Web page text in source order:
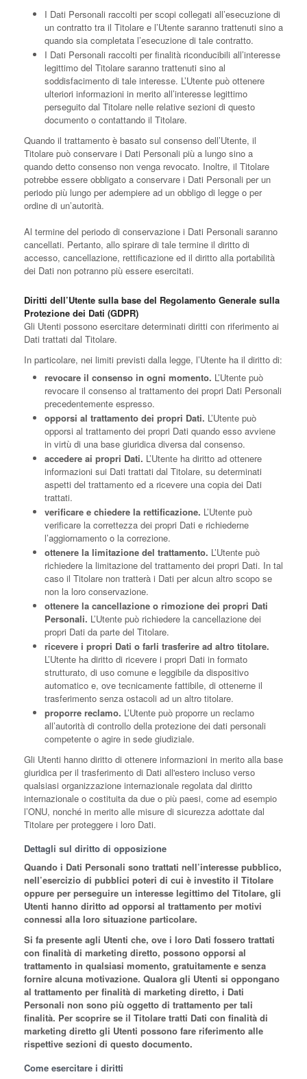
I Dati Personali raccolti per scopi collegati all’esecuzione di
un contratto tra il Titolare e l’Utente saranno trattenuti sino a
quando sia completata l’esecuzione di tale contratto.
I Dati Personali raccolti per finalità riconducibili all’interesse
legittimo del Titolare saranno trattenuti sino al
soddisfacimento di tale interesse. L’Utente può ottenere
ulteriori informazioni in merito all’interesse legittimo
perseguito dal Titolare nelle relative sezioni di questo
documento o contattando il Titolare.
Quando il trattamento è basato sul consenso dell’Utente, il
Titolare può conservare i Dati Personali più a lungo sino a
quando detto consenso non venga revocato. Inoltre, il Titolare
potrebbe essere obbligato a conservare i Dati Personali per un
periodo più lungo per adempiere ad un obbligo di legge o per
ordine di un’autorità.
Al termine del periodo di conservazione i Dati Personali saranno
cancellati. Pertanto, allo spirare di tale termine il diritto di
accesso, cancellazione, rettificazione ed il diritto alla portabilità
dei Dati non potranno più essere esercitati.
Diritti dell’Utente sulla base del Regolamento Generale sulla
Protezione dei Dati (GDPR)
Gli Utenti possono esercitare determinati diritti con riferimento ai
Dati trattati dal Titolare.
In particolare, nei limiti previsti dalla legge, l’Utente ha il diritto di:
revocare il consenso in ogni momento. L’Utente può
revocare il consenso al trattamento dei propri Dati Personali
precedentemente espresso.
opporsi al trattamento dei propri Dati. L’Utente può
opporsi al trattamento dei propri Dati quando esso avviene
in virtù di una base giuridica diversa dal consenso.
accedere ai propri Dati. L’Utente ha diritto ad ottenere
informazioni sui Dati trattati dal Titolare, su determinati
aspetti del trattamento ed a ricevere una copia dei Dati
trattati.
verificare e chiedere la rettificazione. L’Utente può
verificare la correttezza dei propri Dati e richiederne
l’aggiornamento o la correzione.
ottenere la limitazione del trattamento. L’Utente può
richiedere la limitazione del trattamento dei propri Dati. In tal
caso il Titolare non tratterà i Dati per alcun altro scopo se
non la loro conservazione.
ottenere la cancellazione o rimozione dei propri Dati
Personali. L’Utente può richiedere la cancellazione dei
propri Dati da parte del Titolare.
ricevere i propri Dati o farli trasferire ad altro titolare.
L’Utente ha diritto di ricevere i propri Dati in formato
strutturato, di uso comune e leggibile da dispositivo
automatico e, ove tecnicamente fattibile, di ottenerne il
trasferimento senza ostacoli ad un altro titolare.
proporre reclamo. L’Utente può proporre un reclamo
all’autorità di controllo della protezione dei dati personali
competente o agire in sede giudiziale.
Gli Utenti hanno diritto di ottenere informazioni in merito alla base
giuridica per il trasferimento di Dati all'estero incluso verso
qualsiasi organizzazione internazionale regolata dal diritto
internazionale o costituita da due o più paesi, come ad esempio
l’ONU, nonché in merito alle misure di sicurezza adottate dal
Titolare per proteggere i loro Dati.
Dettagli sul diritto di opposizione
Quando i Dati Personali sono trattati nell’interesse pubblico,
nell’esercizio di pubblici poteri di cui è investito il Titolare
oppure per perseguire un interesse legittimo del Titolare, gli
Utenti hanno diritto ad opporsi al trattamento per motivi
connessi alla loro situazione particolare.
Si fa presente agli Utenti che, ove i loro Dati fossero trattati
con finalità di marketing diretto, possono opporsi al
trattamento in qualsiasi momento, gratuitamente e senza
fornire alcuna motivazione. Qualora gli Utenti si oppongano
al trattamento per finalità di marketing diretto, i Dati
Personali non sono più oggetto di trattamento per tali
finalità. Per scoprire se il Titolare tratti Dati con finalità di
marketing diretto gli Utenti possono fare riferimento alle
rispettive sezioni di questo documento.
Come esercitare i diritti